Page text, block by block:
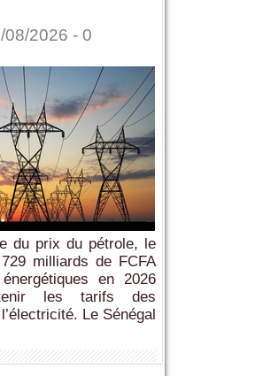
08/2026 - 0
du prix du pétrole, le
milliards de FCFA
en 2026
les tarifs des
Le Sénégal